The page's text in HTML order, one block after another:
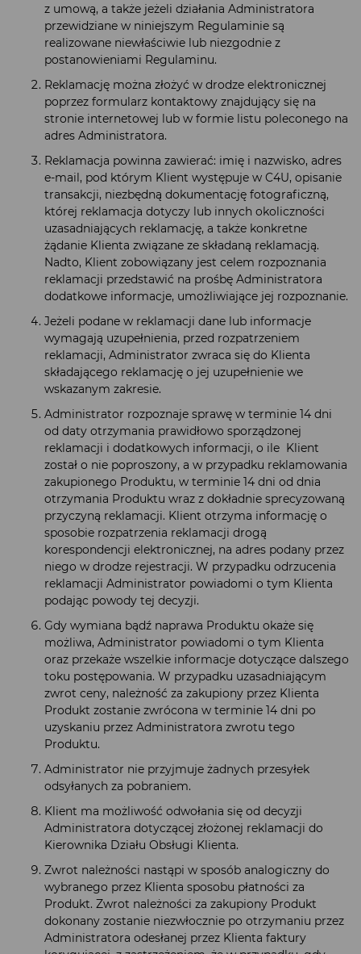
z umową, a także jeżeli działania Administratora
przewidziane w niniejszym Regulaminie są
realizowane niewłaściwie lub niezgodnie z
postanowieniami Regulaminu.
Reklamację można złożyć w drodze elektronicznej
poprzez formularz kontaktowy znajdujący się na
stronie internetowej lub w formie listu poleconego na
adres Administratora.
Reklamacja powinna zawierać: imię i nazwisko, adres
e-mail, pod którym Klient występuje w C4U, opisanie
transakcji, niezbędną dokumentację fotograficzną,
której reklamacja dotyczy lub innych okoliczności
uzasadniających reklamację, a także konkretne
żądanie Klienta związane ze składaną reklamacją.
Nadto, Klient zobowiązany jest celem rozpoznania
reklamacji przedstawić na prośbę Administratora
dodatkowe informacje, umożliwiające jej rozpoznanie.
Jeżeli podane w reklamacji dane lub informacje
wymagają uzupełnienia, przed rozpatrzeniem
reklamacji, Administrator zwraca się do Klienta
składającego reklamację o jej uzupełnienie we
wskazanym zakresie.
Administrator rozpoznaje sprawę w terminie 14 dni
od daty otrzymania prawidłowo sporządzonej
reklamacji i dodatkowych informacji, o ile Klient
został o nie poproszony, a w przypadku reklamowania
zakupionego Produktu, w terminie 14 dni od dnia
otrzymania Produktu wraz z dokładnie sprecyzowaną
przyczyną reklamacji. Klient otrzyma informację o
sposobie rozpatrzenia reklamacji drogą
korespondencji elektronicznej, na adres podany przez
niego w drodze rejestracji. W przypadku odrzucenia
reklamacji Administrator powiadomi o tym Klienta
podając powody tej decyzji.
Gdy wymiana bądź naprawa Produktu okaże się
możliwa, Administrator powiadomi o tym Klienta
oraz przekaże wszelkie informacje dotyczące dalszego
toku postępowania. W przypadku uzasadniającym
zwrot ceny, należność za zakupiony przez Klienta
Produkt zostanie zwrócona w terminie 14 dni po
uzyskaniu przez Administratora zwrotu tego
Produktu.
Administrator nie przyjmuje żadnych przesyłek
odsyłanych za pobraniem.
Klient ma możliwość odwołania się od decyzji
Administratora dotyczącej złożonej reklamacji do
Kierownika Działu Obsługi Klienta.
Zwrot należności nastąpi w sposób analogiczny do
wybranego przez Klienta sposobu płatności za
Produkt. Zwrot należności za zakupiony Produkt
dokonany zostanie niezwłocznie po otrzymaniu przez
Administratora odesłanej przez Klienta faktury